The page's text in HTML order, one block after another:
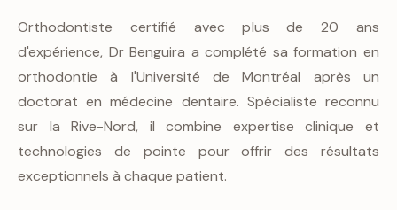
Orthodontiste certifié avec plus de 20 ans
d'expérience, Dr Benguira a complété sa formation en
orthodontie à l'Université de Montréal après un
doctorat en médecine dentaire. Spécialiste reconnu
sur la Rive-Nord, il combine expertise clinique et
technologies de pointe pour offrir des résultats
exceptionnels à chaque patient.